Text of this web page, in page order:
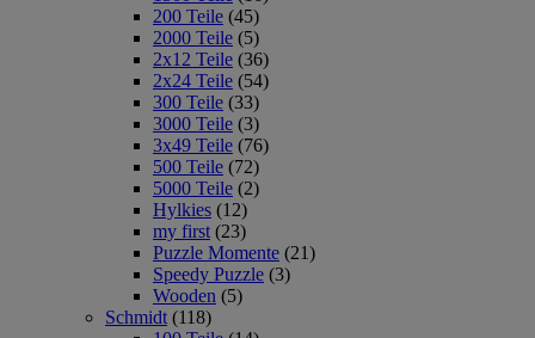
200 Teile (45)
2000 Teile (5)
2x12 Teile (36)
2x24 Teile (54)
300 Teile (33)
3000 Teile (3)
3x49 Teile (76)
500 Teile (72)
5000 Teile (2)
Hylkies (12)
my first (23)
Puzzle Momente (21)
Speedy Puzzle (3)
Wooden (5)
Schmidt (118)